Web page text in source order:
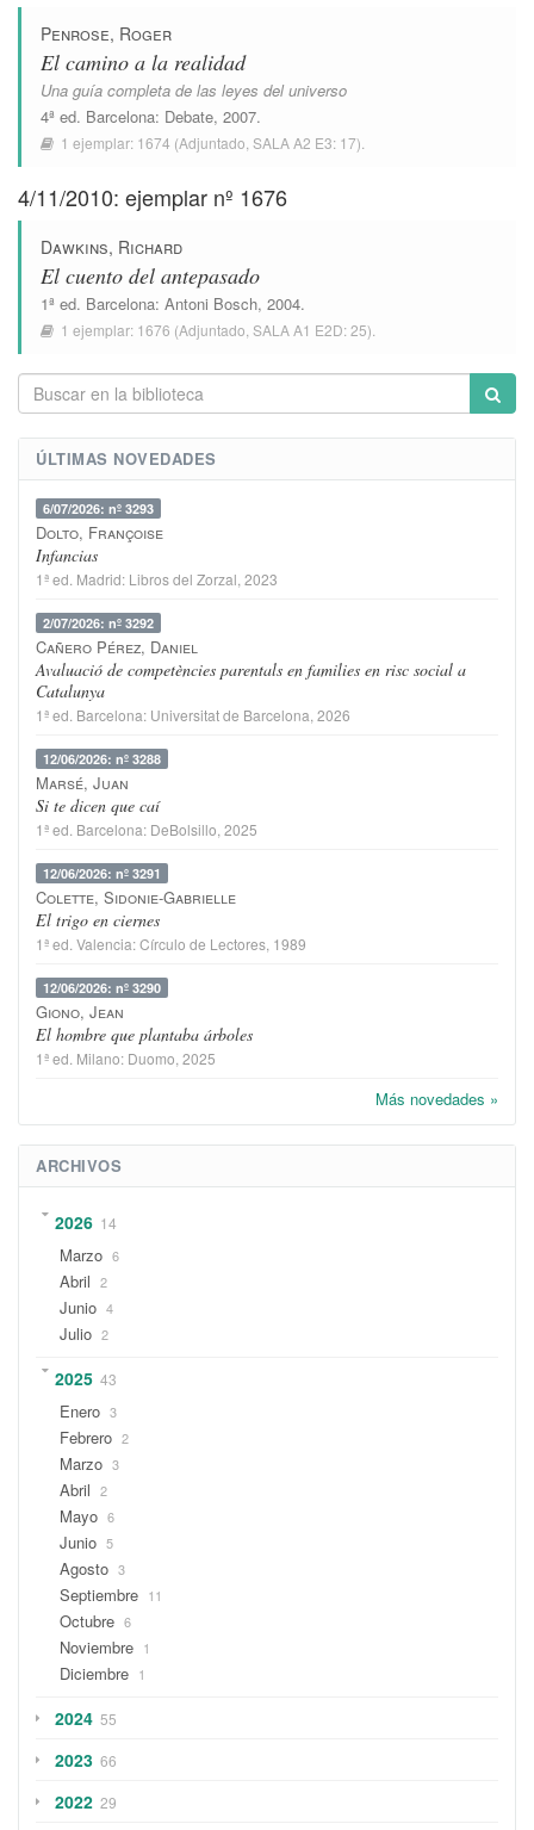
Penrose, Roger
El camino a la realidad
Una guía completa de las leyes del universo
4ª ed. Barcelona: Debate, 2007.
1 ejemplar: 1674 (Adjuntado, SALA A2 E3: 17).
4/11/2010: ejemplar nº 1676
Dawkins, Richard
El cuento del antepasado
1ª ed. Barcelona: Antoni Bosch, 2004.
1 ejemplar: 1676 (Adjuntado, SALA A1 E2D: 25).
ÚLTIMAS NOVEDADES
6/07/2026: nº 3293
Dolto, Françoise
Infancias
1ª ed. Madrid: Libros del Zorzal , 2023
2/07/2026: nº 3292
Cañero Pérez, Daniel
Avaluació de competències parentals en families en risc social a
Catalunya
1ª ed. Barcelona: Universitat de Barcelona , 2026
12/06/2026: nº 3288
Marsé, Juan
Si te dicen que caí
1ª ed. Barcelona: DeBolsillo , 2025
12/06/2026: nº 3291
Colette, Sidonie-Gabrielle
El trigo en ciernes
1ª ed. Valencia:Círculo de Lectores , 1989
12/06/2026: nº 3290
Giono, Jean
El hombre que plantaba árboles
1ª ed. Milano: Duomo , 2025
Más novedades »
ARCHIVOS
2026 14
Marzo 6
Abril 2
Junio 4
Julio 2
2025 43
Enero 3
Febrero 2
Marzo 3
Abril 2
Mayo 6
Junio 5
Agosto 3
Septiembre 11
Octubre 6
Noviembre 1
Diciembre 1
2024 55
2023 66
2022 29